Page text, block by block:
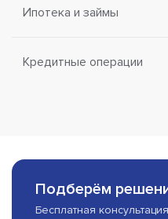
Ипотека и займы
Кредитные операции
Подберём
Бесплатная